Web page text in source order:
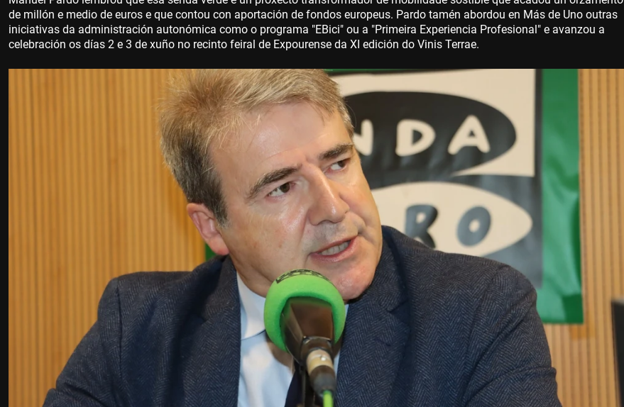
de millón e medio de euros e que contou con aportación de fondos europeus. Pardo tamén abordou en Más de Uno outras
iniciativas da administración autonómica como o programa "EBici" ou a "Primeira Experiencia Profesional" e avanzou a
celebración os días 2 e 3 de xuño no recinto feiral de Expourense da XI edición do Vinis Terrae.